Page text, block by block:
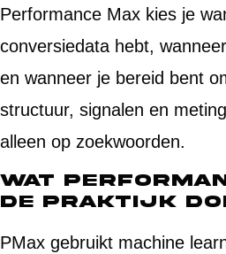
Performance Max kies je
conversiedata hebt,
en wanneer je bereid bent
structuur, signalen en
alleen op zoekwoorden.
Wat
de praktijk
PMax gebruikt machine